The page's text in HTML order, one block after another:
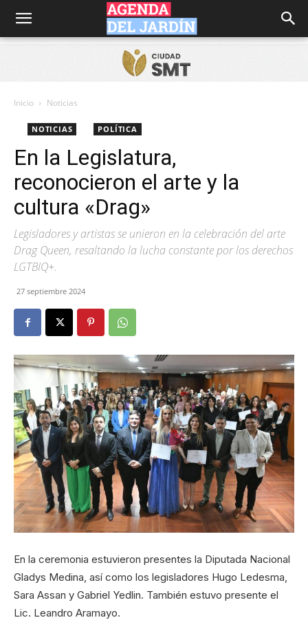
Agenda
Jardín
Inicio Noticias
NOTICIAS POLÍTICA
En la Legislatura,
reconocieron el arte y la
cultura «Drag»
Legisladores y artistas se unieron en la celebración del arte
Drag Queen, resaltando la lucha constante por los derechos
LGTBIQ+.
27 septiembre 2024
En la ceremonia estuvieron presentes la Diputada Nacional
Gladys Medina, así como los legisladores Hugo Ledesma,
Sara Assan y Gabriel Yedlin. También estuvo presente el
Lic. Leandro Aramayo.